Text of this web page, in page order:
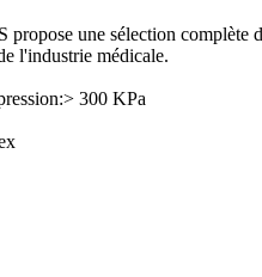
propose une sélection complète
l'industrie médicale.
300 KPa